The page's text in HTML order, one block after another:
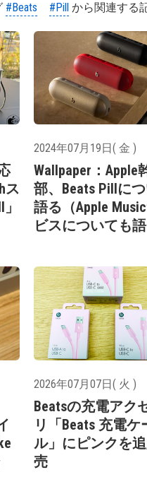
#Beats #Pill から関連する
ス
2024年07月19日( 金 )
Wallpaper：Apple
部、Beats Pillに
語る（Apple
ビスについても語
2026年07月07日( 火 )
Beatsの充電アク
リ「Beats 充電ケ
ル」にピンクを
売